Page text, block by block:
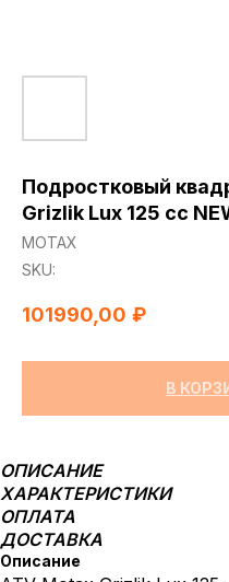
Подростковый
Grizlik Lux 125 сс
МОТАХ
SKU:
101990,00 ₽
В
ОПИСАНИЕ
ХАРАКТЕРИСТИКИ
ОПЛАТА
ДОСТАВКА
Описание